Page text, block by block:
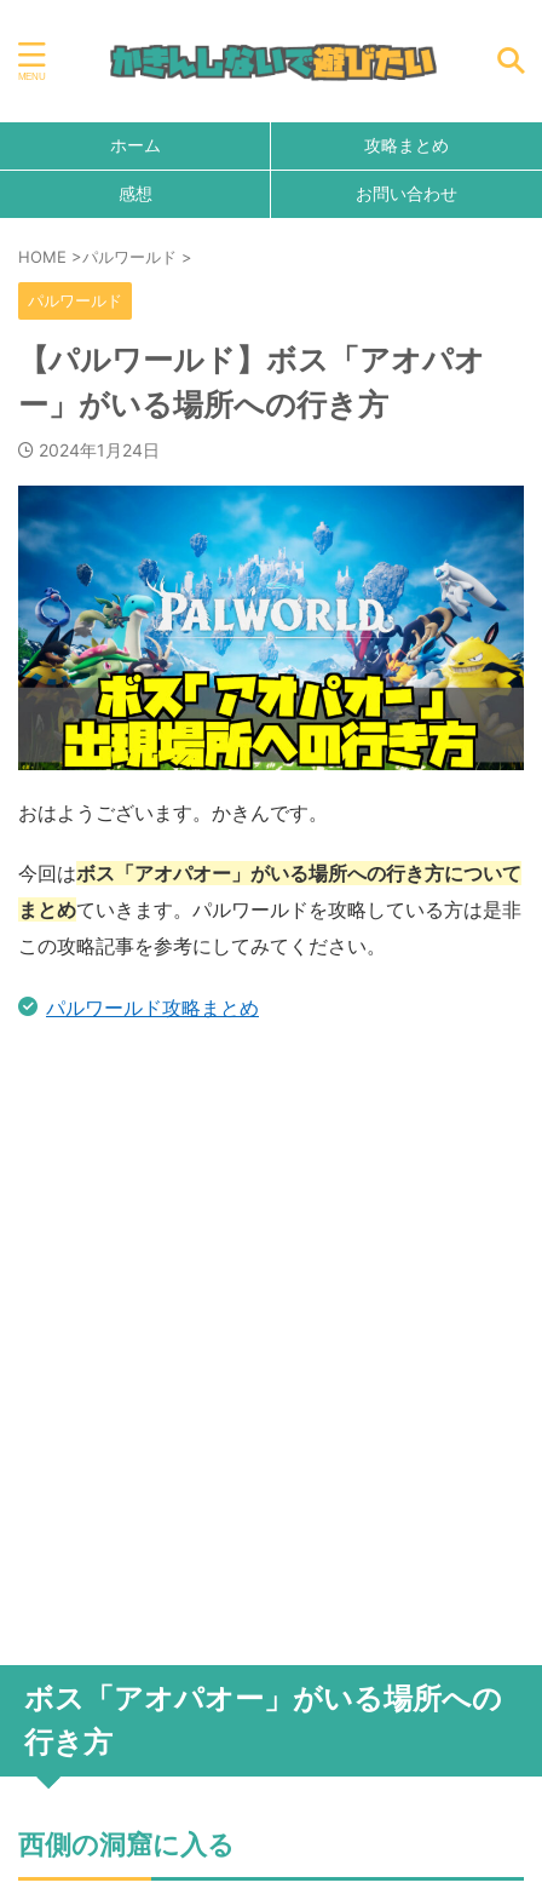
ホーム 攻略まとめ
感想 お問い合わせ
HOME >パルワールド >
パルワールド
【パルワールド】ボス「アオパオ
ー」がいる場所への行き方
2024年1月24日
おはようございます。かきんです。
今回はボス「アオパオー」がいる場所への行き方について
まとめていきます。パルワールドを攻略している方は是非
この攻略記事を参考にしてみてください。
パルワールド攻略まとめ
ボス「アオパオー」がいる場所への
行き方
西側の洞窟に入る